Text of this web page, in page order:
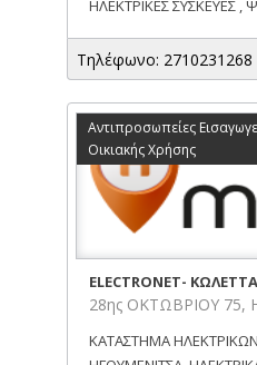
ΗΛΕΚΤΡΙΚΕΣ ΣΥΣΚΕΥΕΣ ,
Τηλέφωνο: 2710231268
Αντιπροσωπείες
Οικιακής Χρήσης
ELECTRONET-
28ης ΟΚΤΩΒΡΙΟΥ 75,
ΚΑΤΑΣΤΗΜΑ